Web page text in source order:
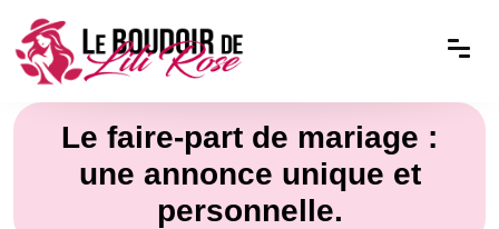
Le faire-part de mariage :
une annonce unique et
personnelle.